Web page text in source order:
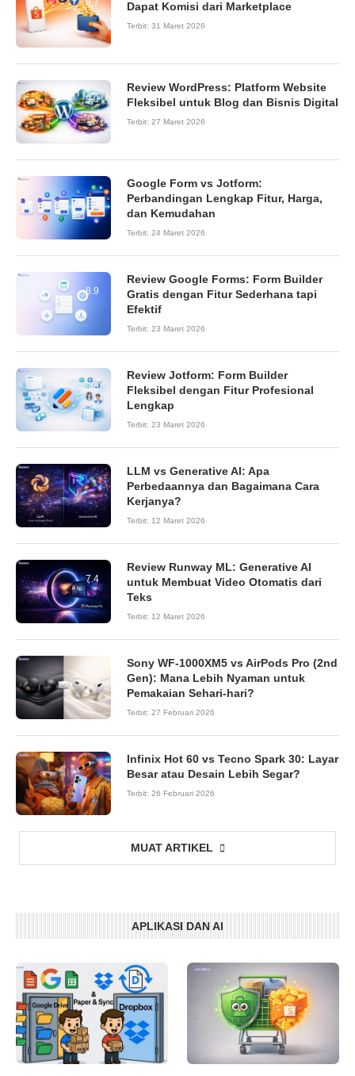
8.7
Dapat Komisi dari Marketplace
Terbit: 31 Maret 2026
9.0
Review WordPress: Platform Website
Fleksibel untuk Blog dan Bisnis Digital
Terbit: 27 Maret 2026
Google Form vs Jotform:
Perbandingan Lengkap Fitur, Harga,
dan Kemudahan
Terbit: 24 Maret 2026
8.9
Review Google Forms: Form Builder
Gratis dengan Fitur Sederhana tapi
Efektif
Terbit: 23 Maret 2026
8.6
Review Jotform: Form Builder
Fleksibel dengan Fitur Profesional
Lengkap
Terbit: 23 Maret 2026
LLM vs Generative AI: Apa
Perbedaannya dan Bagaimana Cara
Kerjanya?
Terbit: 12 Maret 2026
7.4
Review Runway ML: Generative AI
untuk Membuat Video Otomatis dari
Teks
Terbit: 12 Maret 2026
Sony WF-1000XM5 vs AirPods Pro (2nd
Gen): Mana Lebih Nyaman untuk
Pemakaian Sehari-hari?
Terbit: 27 Februari 2026
Infinix Hot 60 vs Tecno Spark 30: Layar
Besar atau Desain Lebih Segar?
Terbit: 26 Februari 2026
MUAT ARTIKEL
APLIKASI DAN AI